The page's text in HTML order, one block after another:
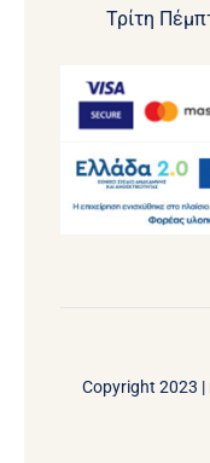
Τρίτη
Copyright 2023 |